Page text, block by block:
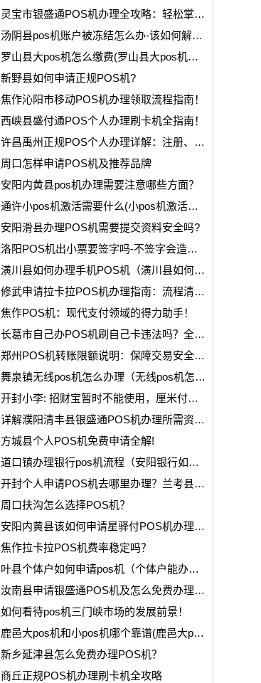
灵宝市银盛通POS机办理全攻略：轻松掌握办理流程与相关事宜！
汤阴县pos机账户被冻结怎么办-该如何解决？
罗山县大pos机怎么缴费(罗山县大pos机如何用)？
新野县如何申请正规POS机?
焦作沁阳市移动POS机办理领取流程指南！
西峡县盛付通POS个人办理刷卡机全指南！
许昌禹州正规POS个人办理详解：注册、费率与注意事项！
周口怎样申请POS机及推荐品牌
安阳内黄县pos机办理需要注意哪些方面？
通许小pos机激活需要什么(小pos机激活需要什么资料)
安阳滑县办理POS机需要提交资料安全吗?
洛阳POS机出小票要签字吗-不签字会造成哪些影响？
潢川县如何办理手机POS机（潢川县如何办理手机pos机流程）
修武申请拉卡拉POS机办理指南：流程清楚、快速激活使用！
焦作POS机：现代支付领域的得力助手！
长葛市自己办POS机刷自己卡违法吗？全面解析POS机使用与法律规定！
郑州POS机转账限额说明：保障交易安全，提升支付体验
舞泉镇无线pos机怎么办理（无线pos机怎么办理流程图）
开封小李: 招财宝暂时不能使用，厘米付部分用户不能使用，是系统升级吗？
详解濮阳清丰县银盛通POS机办理所需资料及注册流程！
方城县个人POS机免费申请全解!
道口镇办理银行pos机流程（安阳银行如何办pos机）
开封个人申请POS机去哪里办理？兰考县在哪可以办个人POS机？
周口扶沟怎么选择POS机？
安阳内黄县该如何申请星驿付POS机办理？需要什么申请条件？
焦作拉卡拉POS机费率稳定吗？
叶县个体户如何申请pos机（个体户能办理pos机对公帐吗）
汝南县申请银盛通POS机及怎么免费办理POS机！
如何看待pos机三门峡市场的发展前景！
鹿邑大pos机和小pos机哪个靠谱(鹿邑大pos机和小pos机区别费率
新乡延津县怎么免费办理POS机？
商丘正规POS机办理刷卡机全攻略